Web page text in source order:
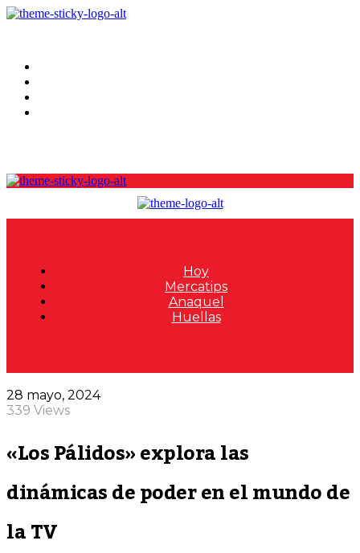
Hoy
Mercatips
Anaquel
Huellas
28 mayo, 2024
339 Views
«Los Pálidos» explora las
dinámicas de poder en el mundo de
la TV